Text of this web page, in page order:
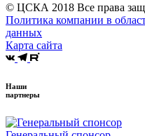
© ЦСКА 2018 Все права
Политика компании в
данных
Карта сайта
Наши
партнеры